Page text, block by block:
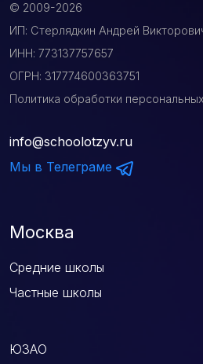
© 2009-2026
ИП: Стерлядкин Андрей
ИНН: 773137757657
ОГРН: 317774600363751
Политика обработки
info@schoolotzyv.ru
Мы в Телеграме
Москва
Средние школы
Частные школы
ЮЗАО